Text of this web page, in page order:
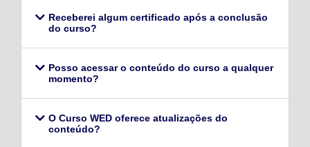
Receberei algum certificado após a conclusão
do curso?
Posso acessar o conteúdo do curso a qualquer
momento?
O Curso WED oferece atualizações do
conteúdo?